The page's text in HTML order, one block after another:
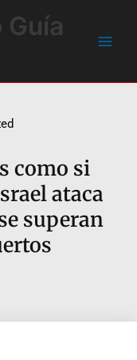
Guía
como si
ataca
superan